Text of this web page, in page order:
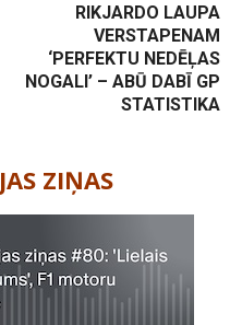
RIKJARDO LAUPA
VERSTAPENAM
‘PERFEKTU NEDĒĻAS
NOGALI’ – ABŪ DABĪ GP
STATISTIKA
ZIŅAS